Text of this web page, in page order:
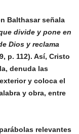
Balthasar señala
divide y pone en
Dios y reclama
p. 112). Así, Cristo
denuda las
y coloca el
y obra, entre
relevantes